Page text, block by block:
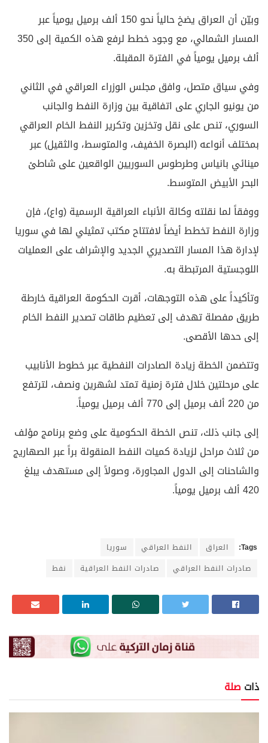
وبيّن أن العراق يضخ حالياً نحو 150 ألف برميل يومياً عبر
المسار الشمالي، مع وجود خطط لرفع هذه الكمية إلى 350
ألف برميل يومياً في الفترة المقبلة.
وفي سياق متصل، وافق مجلس الوزراء العراقي في الثاني
من يونيو الجاري على اتفاقية بين وزارة النفط والجانب
السوري، تنص على نقل وتخزين وتكرير النفط الخام العراقي
بمختلف أنواعه (البصرة الخفيف، والمتوسط، والثقيل) عبر
مينائي بانياس وطرطوس السوريين الواقعين على شاطئ
البحر الأبيض المتوسط.
ووفقاً لما نقلته وكالة الأنباء العراقية الرسمية (واع)، فإن
وزارة النفط تخطط أيضاً لافتتاح مكتب تمثيلي لها في سوريا
لإدارة هذا المسار التصديري الجديد والإشراف على العمليات
اللوجستية المرتبطة به.
وتأكيداً على هذه التوجهات، أقرت الحكومة العراقية خارطة
طريق مفصلة تهدف إلى تعظيم طاقات تصدير النفط الخام
إلى حدها الأقصى.
وتتضمن الخطة زيادة الصادرات النفطية عبر خطوط الأنابيب
على مرحلتين خلال فترة زمنية تمتد لشهرين ونصف، لترتفع
من 220 ألف برميل إلى 770 ألف برميل يومياً.
إلى جانب ذلك، تنص الخطة الحكومية على وضع برنامج مؤلف
من ثلاث مراحل لزيادة كميات النفط المنقولة براً عبر الصهاريج
والشاحنات إلى الدول المجاورة، وصولاً إلى مستهدف يبلغ
420 ألف برميل يومياً.
Tags: العراق النفط العراقي
سوريا
صادرات النفط العراقي
صادرات النفط العراقية نفط
ذاتصلة